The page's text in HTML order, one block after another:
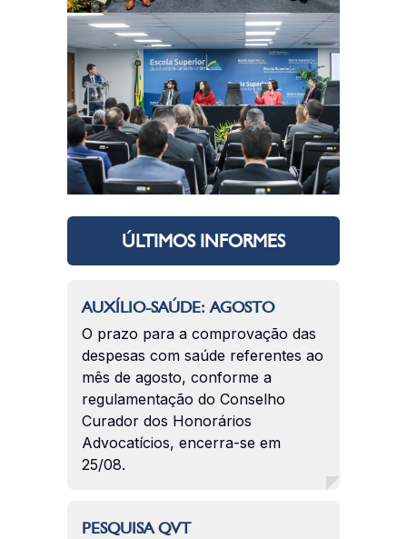
ÚLTIMOS INFORMES
AUXÍLIO-SAÚDE: AGOSTO
O prazo para a comprovação das
despesas com saúde referentes ao
mês de agosto, conforme a
regulamentação do Conselho
Curador dos Honorários
Advocatícios, encerra-se em
25/08.
PESQUISA QVT